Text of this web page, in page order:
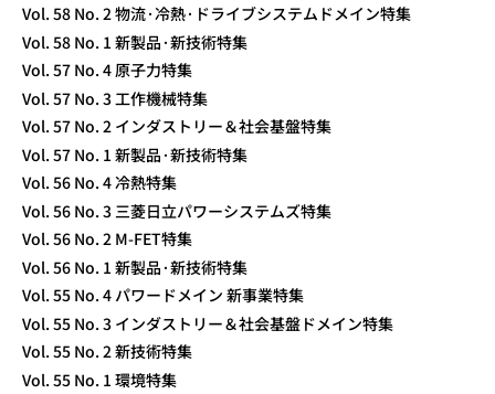
Vol. 58 No. 2 物流·冷熱·ドライブシステムドメイン特集
Vol. 58 No. 1 新製品·新技術特集
Vol. 57 No. 4 原子力特集
Vol. 57 No. 3 工作機械特集
Vol. 57 No. 2 インダストリー＆社会基盤特集
Vol. 57 No. 1 新製品·新技術特集
Vol. 56 No. 4 冷熱特集
Vol. 56 No. 3 三菱日立パワーシステムズ特集
Vol. 56 No. 2 M-FET特集
Vol. 56 No. 1 新製品·新技術特集
Vol. 55 No. 4 パワードメイン 新事業特集
Vol. 55 No. 3 インダストリー＆社会基盤ドメイン特集
Vol. 55 No. 2 新技術特集
Vol. 55 No. 1 環境特集